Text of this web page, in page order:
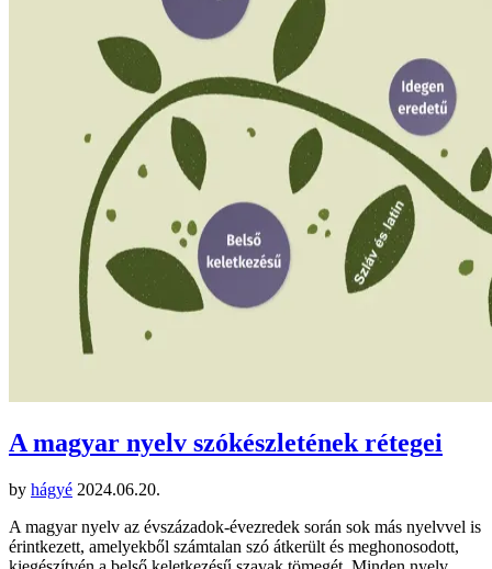
A magyar nyelv szókészletének rétegei
by hágyé 2024.06.20.
A magyar nyelv az évszázadok-évezredek során sok más nyelvvel is
érintkezett, amelyekből számtalan szó átkerült és meghonosodott,